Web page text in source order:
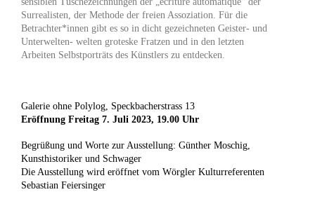
Surrealisten, der Methode der freien Assoziation. Für die
Betrachter*innen gibt es so in dicht gezeichneten Geister- und
Unterwelten- welten groteske Fratzen und in den letzten
Arbeiten Selbstporträts des Künstlers zu entdecken.
Galerie ohne Polylog, Speckbacherstrass 13
Eröffnung Freitag 7. Juli 2023, 19.00 Uhr
Begrüßung und Worte zur Ausstellung: Günther Moschig,
Kunsthistoriker und Schwager
Die Ausstellung wird eröffnet vom Wörgler Kulturreferenten
Sebastian Feiersinger